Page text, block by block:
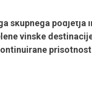
skupnega podjetja
vinske
prisotnost